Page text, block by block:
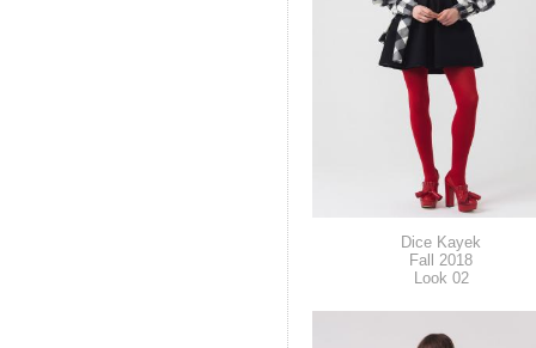
Dice Kayek
Fall 2018
Look 02